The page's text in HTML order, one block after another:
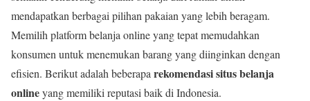
mendapatkan berbagai pilihan pakaian yang lebih beragam.
Memilih platform belanja online yang tepat memudahkan
konsumen untuk menemukan barang yang diinginkan dengan
efisien. Berikut adalah beberapa rekomendasi situs belanja
onlineyang memiliki reputasi baik di Indonesia.